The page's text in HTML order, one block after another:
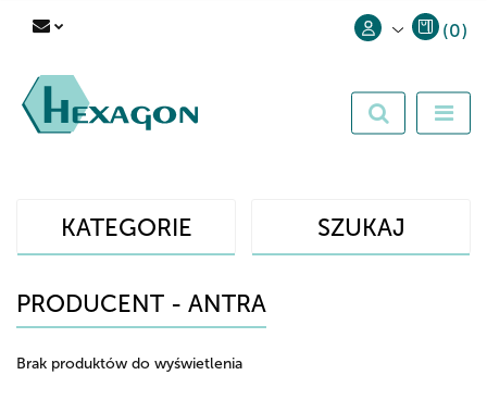
Zarejestruj się
(0)
KATEGORIE SZUKAJ
PRODUCENT - ANTRA
Brak produktów do wyświetlenia